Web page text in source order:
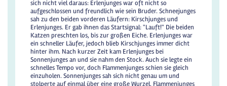
sich nicht viel daraus: Erlenjunges war oft nicht so
aufgeschlossen und freundlich wie sein Bruder. Schneejunges
sah zu den beiden vorderen Läufern: Kirschjunges und
Erlenjunges. Er gab ihnen das Startsignal: "Lauft!" Die beiden
Katzen preschten los, bis zur großen Eiche. Erlenjunges war
ein schneller Läufer, jedoch blieb Kirschjunges immer dicht
hinter ihm. Nach kurzer Zeit kam Erlenjunges bei
Sonnenjunges an und sie nahm den Stock. Auch sie legte ein
schnelles Tempo vor, doch Flammenjunges schien sie gleich
einzuholen. Sonnenjunges sah sich nicht genau um und
stolperte auf einmal über eine große Wurzel. Flammenjunges